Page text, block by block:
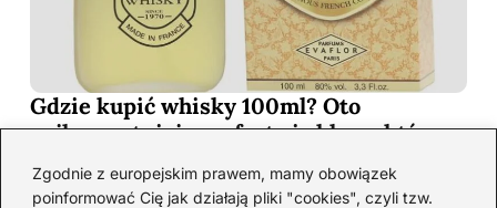
Zgodnie z europejskim prawem, mamy obowiązek
poinformować Cię jak działają pliki "cookies", czyli tzw.
Gdzie kupić whisky 100ml? Oto
najkorzystniejsze oferty i sklepy, które
2026-06-26